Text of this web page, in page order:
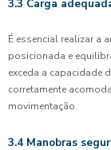
3.3 Carga
É essencial realizar a
posicionada e
exceda a capacidade
corretamente
movimentação.
3.4 Manobras